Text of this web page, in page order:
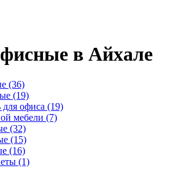
в Айхале
(36)
(19)
офиса (19)
мебели (7)
(32)
(15)
(16)
(1)